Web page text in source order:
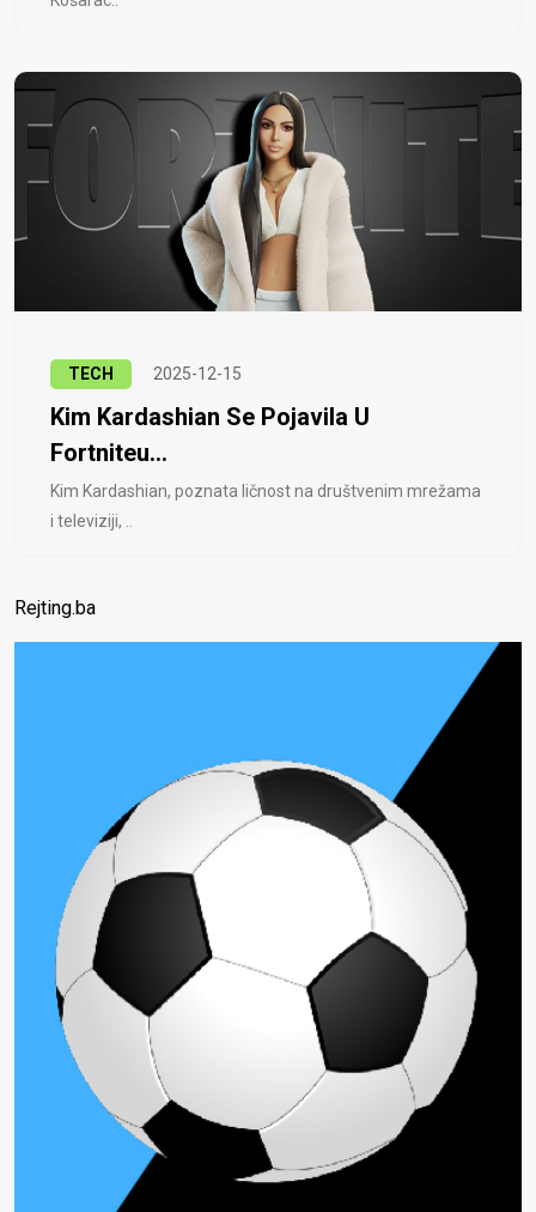
TECH 2025-12-15
Kim Kardashian Se Pojavila U
Fortniteu...
Kim Kardashian, poznata ličnost na društvenim mrežama
i televiziji, ..
Rejting.ba